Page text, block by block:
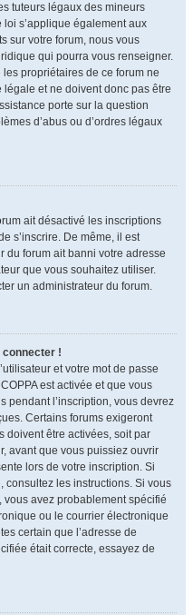
tuteurs légaux des mineurs
s’applique également aux
sur votre forum, nous vous
qui pourra vous renseigner.
propriétaires de ce forum ne
légale et ne doivent donc pas être
porte sur la question
d’abus ou d’ordres légaux
ait désactivé les inscriptions
s’inscrire. De même, il est
du forum ait banni votre adresse
que vous souhaitez utiliser.
un administrateur du forum.
!
et votre mot de passe
est activée et que vous
pendant l’inscription, vous devrez
Certains forums exigeront
doivent être activées, soit par
avant que vous puissiez ouvrir
lors de votre inscription. Si
consultez les instructions. Si vous
avez probablement spécifié
ou le courrier électronique
certain que l’adresse de
était correcte, essayez de